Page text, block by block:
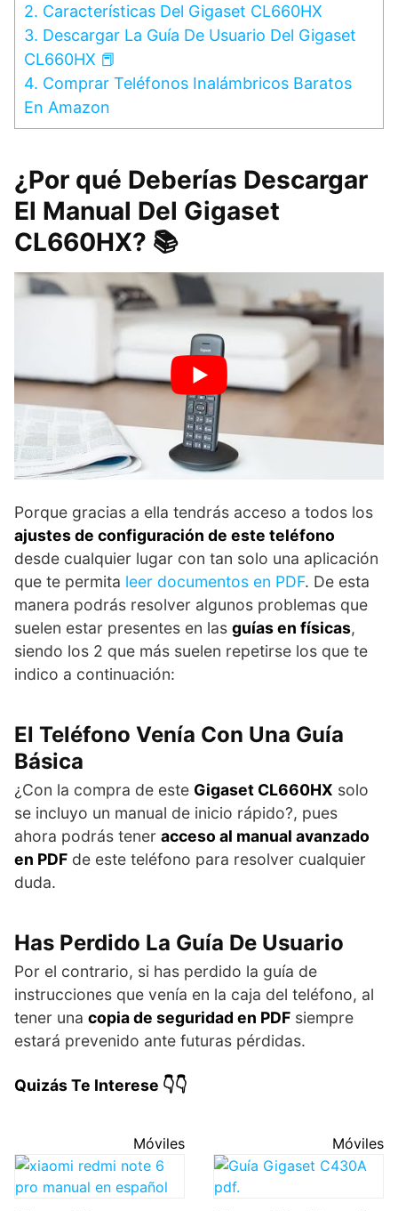
2. Características Del Gigaset CL660HX
3. Descargar La Guía De Usuario Del Gigaset
CL660HX 📕
4. Comprar Teléfonos Inalámbricos Baratos
En Amazon
¿Por qué Deberías Descargar
El Manual Del Gigaset
CL660HX? 📚
Porque gracias a ella tendrás acceso a todos los
ajustes de configuración de este teléfono
desde cualquier lugar con tan solo una aplicación
que te permita leer documentos en PDF. De esta
manera podrás resolver algunos problemas que
suelen estar presentes en las guías en físicas,
siendo los 2 que más suelen repetirse los que te
indico a continuación:
El Teléfono Venía Con Una Guía
Básica
¿Con la compra de este Gigaset CL660HX solo
se incluyo un manual de inicio rápido?, pues
ahora podrás tener acceso al manual avanzado
en PDF de este teléfono para resolver cualquier
duda.
Has Perdido La Guía De Usuario
Por el contrario, si has perdido la guía de
instrucciones que venía en la caja del teléfono, al
tener una copia de seguridad en PDF siempre
estará prevenido ante futuras pérdidas.
Quizás Te Interese 👇👇
Móviles Móviles